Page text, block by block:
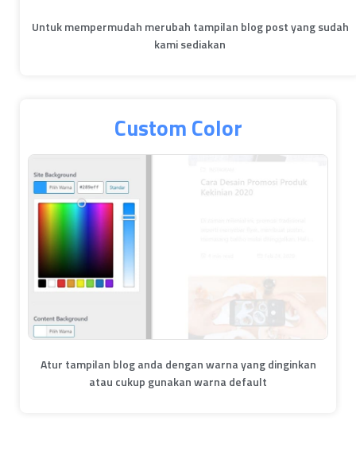
Untuk mempermudah merubah tampilan blog post yang sudah
kami sediakan
Custom Color
Atur tampilan blog anda dengan warna yang dinginkan
atau cukup gunakan warna default